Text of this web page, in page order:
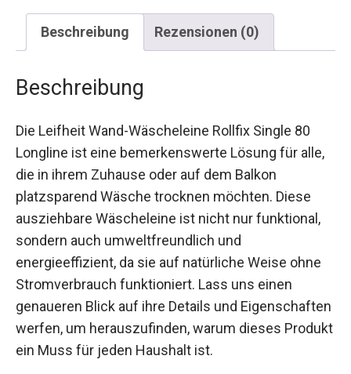
Beschreibung Rezensionen (0)
Beschreibung
Die Leifheit Wand-Wäscheleine Rollfix Single 80
Longline ist eine bemerkenswerte Lösung für alle,
die in ihrem Zuhause oder auf dem Balkon
platzsparend Wäsche trocknen möchten. Diese
ausziehbare Wäscheleine ist nicht nur funktional,
sondern auch umweltfreundlich und
energieeffizient, da sie auf natürliche Weise ohne
Stromverbrauch funktioniert. Lass uns einen
genaueren Blick auf ihre Details und Eigenschaften
werfen, um herauszufinden, warum dieses Produkt
ein Muss für jeden Haushalt ist.